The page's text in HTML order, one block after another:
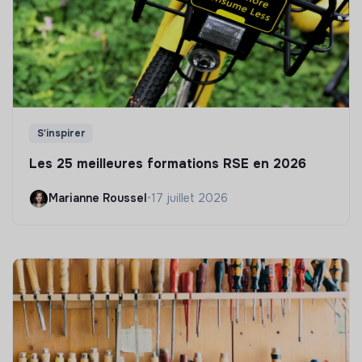
S'inspirer
Les 25 meilleures formations RSE en 2026
Marianne Roussel •17 juillet 2026